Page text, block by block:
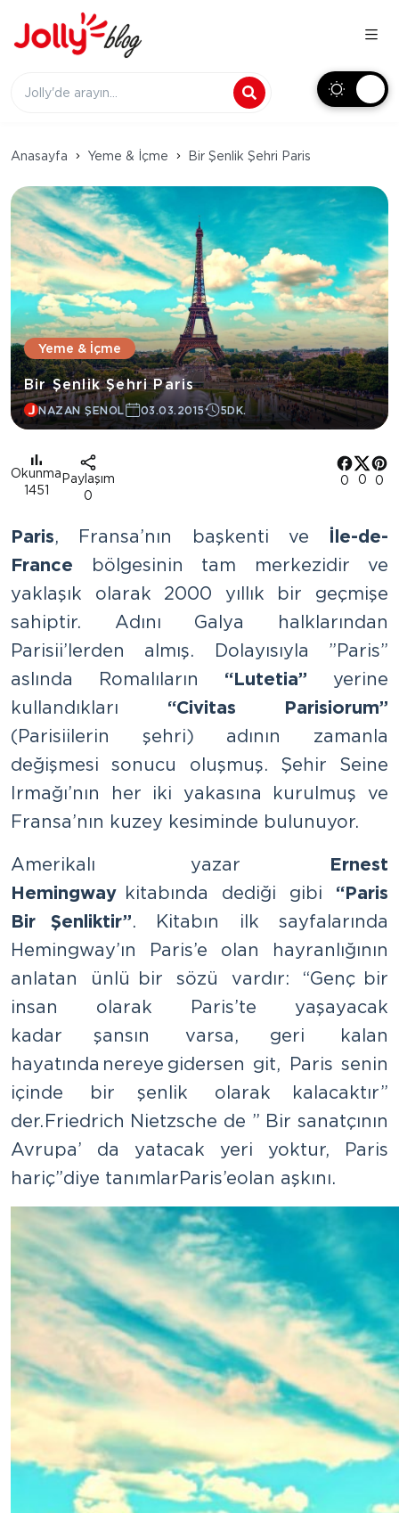
Anasayfa Yeme & İçme Bir Şenlik Şehri Paris
Yeme & İçme
Bir Şenlik Şehri Paris
NAZAN ŞENOL 03.03.2015 5DK.
Okunma
1451
Paylaşım
0
0 0 0
Paris, Fransa’nın başkenti ve İle-de-
France bölgesinin tam merkezidir ve
yaklaşık olarak 2000 yıllık bir geçmişe
sahiptir. Adını Galya halklarından
Parisii’lerden almış. Dolayısıyla ”Paris”
aslında Romalıların “Lutetia” yerine
kullandıkları “Civitas Parisiorum”
(Parisiilerin şehri) adının zamanla
değişmesi sonucu oluşmuş. Şehir Seine
Irmağı’nın her iki yakasına kurulmuş ve
Fransa’nın kuzey kesiminde bulunuyor.
Amerikalı yazar Ernest
Hemingway kitabında dediği gibi “Paris
Bir Şenliktir”. Kitabın ilk sayfalarında
Hemingway’ın Paris’e olan hayranlığının
anlatan ünlü bir sözü vardır: “Genç bir
insan olarak Paris’te yaşayacak
kadar şansın varsa, geri kalan
hayatında nereye gidersen git, Paris senin
içinde bir şenlik olarak kalacaktır”
der. Friedrich Nietzsche de ” Bir sanatçının
Avrupa’ da yatacak yeri yoktur, Paris
hariç” diye tanımlar Paris’e olan aşkını.